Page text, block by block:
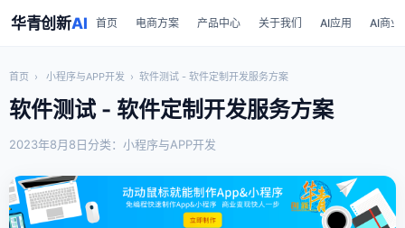
华青创新AI 首页 电商方案 产品中心 关于我们 AI应用 AI商业
首页 › 小程序与APP开发 › 软件测试 - 软件定制开发服务方案
软件测试 - 软件定制开发服务方案
2023年8月8日分类：小程序与APP开发